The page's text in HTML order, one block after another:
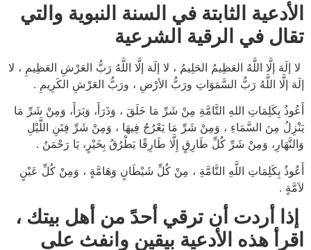
الأدعية الثابتة في السنة النبوية والتي
تقال في الرقية الشرعية
لا إلَهَ إلَّا اللَّهُ العَظِيمُ الحَلِيمُ ، لا إلَهَ إلَّا اللَّهُ رَبُّ العَرْشِ العَظِيمِ ، لا
إلَهَ إلَّا اللَّهُ رَبُّ السَّمَوَاتِ ورَبُّ الأرْضِ ، ورَبُّ العَرْشِ الكَرِيمِ .
أَعُوذُ بِكَلِمَاتِ اللهِ التَّامَّةِ مِنْ شَرِّ مَا خَلَقَ ، وَذَرَأَ، وَبَرَأَ، وَمِنْ شَرِّ مَا
يَنْزِلُ مِنَ السَّمَاءِ ، وَمِنْ شَرِّ مَا يَعْرُجُ فِيهَا ، وَمِنْ شَرِّ فِتَنِ اللَّيْلِ
وَالنَّهَارِ، وَمِنْ شَرِّ كُلِّ طَارِقٍ إِلَّا طَارِقًا يَطْرُقُ بِخَيْرٍ، يَا رَحْمَنُ .
أَعُوذُ بِكَلِمَاتِ اللَّهِ التَّامَّةِ ، مِنْ كُلِّ شَيْطَانٍ وَهَامَّةٍ ، وَمِنْ كُلِّ عَيْنٍ
لاَمَّةٍ .
إذا أردت أن ترقي أحدً من أهل بيتك ،
اقرأ هذه الأدعية بيقين وانفث على